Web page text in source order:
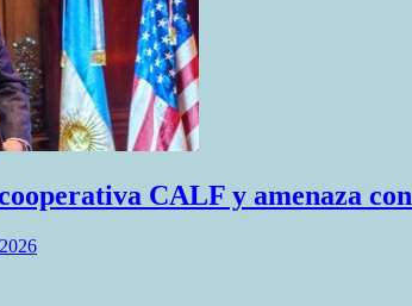
CALF y amenaza